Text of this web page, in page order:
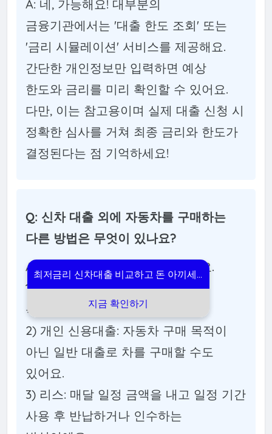
A: 네, 가능해요! 대부분의
금융기관에서는 '대출 한도 조회' 또는
'금리 시뮬레이션' 서비스를 제공해요.
간단한 개인정보만 입력하면 예상
한도와 금리를 미리 확인할 수 있어요.
다만, 이는 참고용이며 실제 대출 신청 시
정확한 심사를 거쳐 최종 금리와 한도가
결정된다는 점 기억하세요!
Q: 신차 대출 외에 자동차를 구매하는
다른 방법은 무엇이 있나요?
A: 대출 외에도 여러 방법이 있어요.
1) 현금 일시불: 가장 경제적이지만
목돈이 필요해요.
2) 개인 신용대출: 자동차 구매 목적이
아닌 일반 대출로 차를 구매할 수도
있어요.
3) 리스: 매달 일정 금액을 내고 일정 기간
사용 후 반납하거나 인수하는
최저금리 신차대출 비교하고 돈 아끼세요!
지금 확인하기